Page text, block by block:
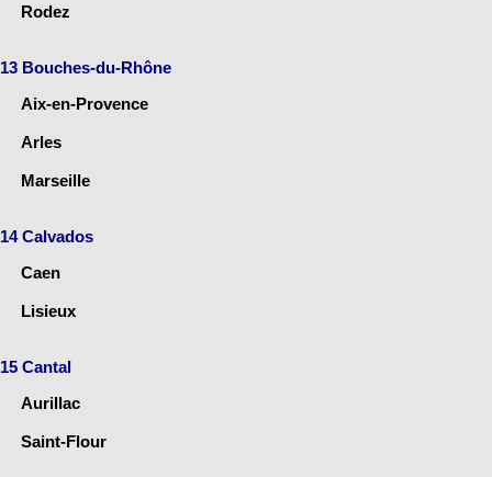
Rodez
13 Bouches-du-Rhône
Aix-en-Provence
Arles
Marseille
14 Calvados
Caen
Lisieux
15 Cantal
Aurillac
Saint-Flour